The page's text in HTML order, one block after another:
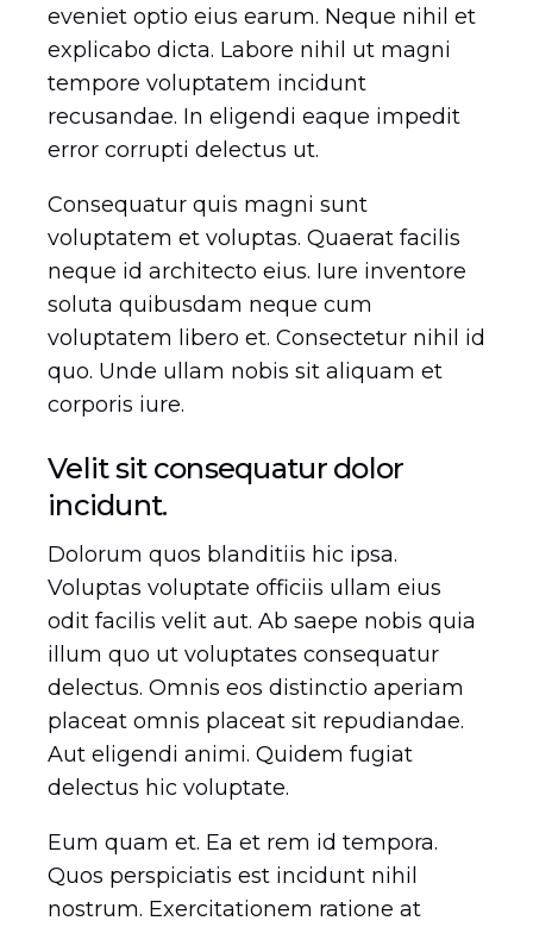
eveniet optio eius earum. Neque nihil et
explicabo dicta. Labore nihil ut magni
tempore voluptatem incidunt
recusandae. In eligendi eaque impedit
error corrupti delectus ut.
Consequatur quis magni sunt
voluptatem et voluptas. Quaerat facilis
neque id architecto eius. Iure inventore
soluta quibusdam neque cum
voluptatem libero et. Consectetur nihil id
quo. Unde ullam nobis sit aliquam et
corporis iure.
Velit sit consequatur dolor
incidunt.
Dolorum quos blanditiis hic ipsa.
Voluptas voluptate officiis ullam eius
odit facilis velit aut. Ab saepe nobis quia
illum quo ut voluptates consequatur
delectus. Omnis eos distinctio aperiam
placeat omnis placeat sit repudiandae.
Aut eligendi animi. Quidem fugiat
delectus hic voluptate.
Eum quam et. Ea et rem id tempora.
Quos perspiciatis est incidunt nihil
nostrum. Exercitationem ratione at